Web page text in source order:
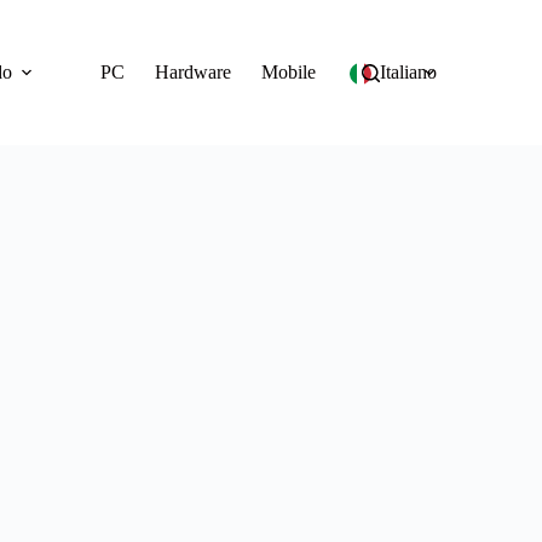
PC Hardware Mobile Italiano